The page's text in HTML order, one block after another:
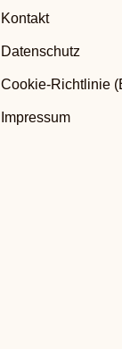
Kontakt
Datenschutz
Cookie-Richtlinie
Impressum